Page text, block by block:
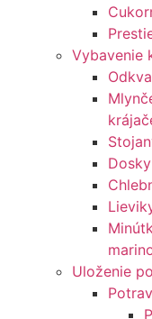
Vybavenie
Uloženie